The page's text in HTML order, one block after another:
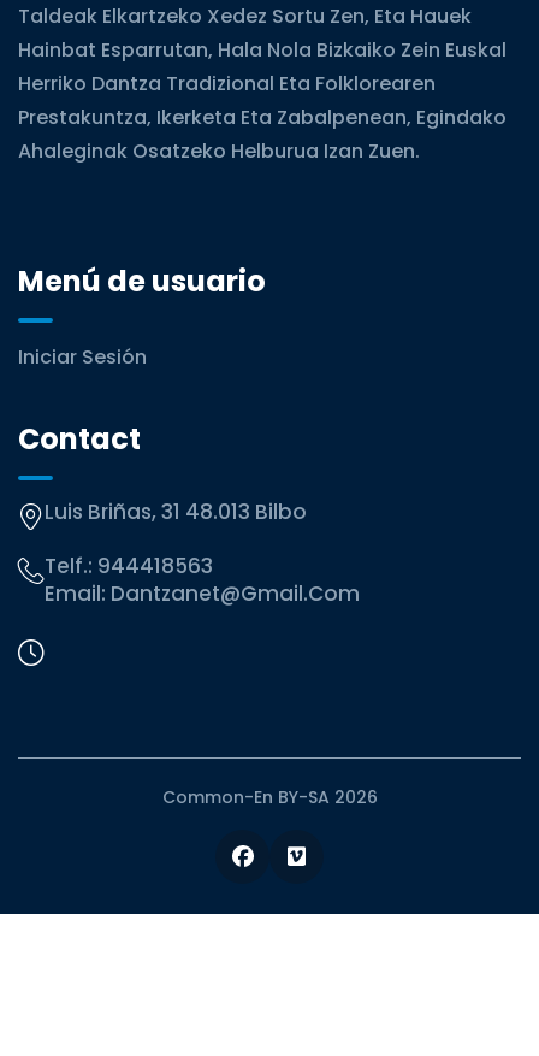
Taldeak Elkartzeko Xedez Sortu Zen, Eta Hauek
Hainbat Esparrutan, Hala Nola Bizkaiko Zein Euskal
Herriko Dantza Tradizional Eta Folklorearen
Prestakuntza, Ikerketa Eta Zabalpenean, Egindako
Ahaleginak Osatzeko Helburua Izan Zuen.
Menú de usuario
Iniciar Sesión
Contact
Luis Briñas, 31 48.013 Bilbo
Telf.: 944418563
Email: Dantzanet@gmail.com
Common-En BY-SA 2026
Facebook
Vimeo